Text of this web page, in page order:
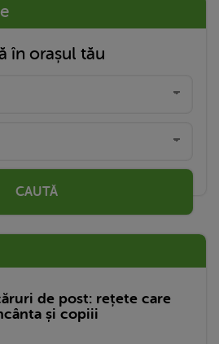
în orașul tău
CAUTĂ
de post: rețete care
și copiii